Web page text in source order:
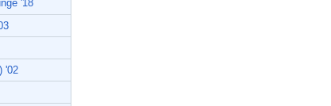
'18
'02